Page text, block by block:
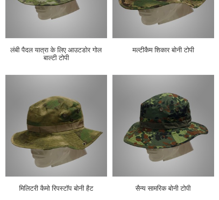
लंबी पैदल यात्रा के लिए आउटडोर गोल
बाल्टी टोपी
मल्टीकैम शिकार बोनी टोपी
मिलिटरी कैमो रिपस्टॉप बोनी हैट सैन्य सामरिक बोनी टोपी